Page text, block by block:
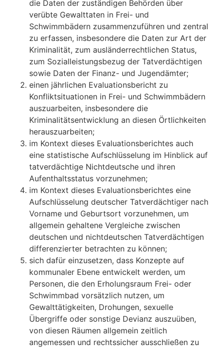
die Daten der zuständigen Behörden über
verübte Gewalttaten in Frei- und
Schwimmbädern zusammenzuführen und zentral
zu erfassen, insbesondere die Daten zur Art der
Kriminalität, zum ausländerrechtlichen Status,
zum Sozialleistungsbezug der Tatverdächtigen
sowie Daten der Finanz- und Jugendämter;
einen jährlichen Evaluationsbericht zu
Konfliktsituationen in Frei- und Schwimmbädern
auszuarbeiten, insbesondere die
Kriminalitätsentwicklung an diesen Örtlichkeiten
herauszuarbeiten;
im Kontext dieses Evaluationsberichtes auch
eine statistische Aufschlüsselung im Hinblick auf
tatverdächtige Nichtdeutsche und ihren
Aufenthaltsstatus vorzunehmen;
im Kontext dieses Evaluationsberichtes eine
Aufschlüsselung deutscher Tatverdächtiger nach
Vorname und Geburtsort vorzunehmen, um
allgemein gehaltene Vergleiche zwischen
deutschen und nichtdeutschen Tatverdächtigen
differenzierter betrachten zu können;
sich dafür einzusetzen, dass Konzepte auf
kommunaler Ebene entwickelt werden, um
Personen, die den Erholungsraum Frei- oder
Schwimmbad vorsätzlich nutzen, um
Gewalttätigkeiten, Drohungen, sexuelle
Übergriffe oder sonstige Devianz auszuüben,
von diesen Räumen allgemein zeitlich
angemessen und rechtssicher ausschließen zu